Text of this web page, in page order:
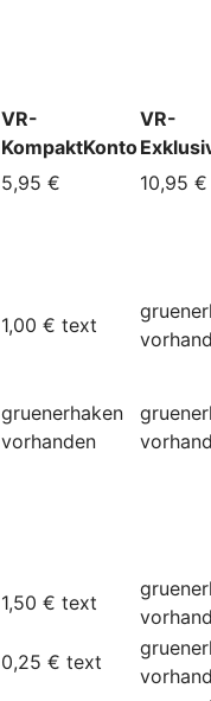
VR-
KompaktKonto
VR-
5,95 € 10,95 €
1,00 € text
gruenerhaken
vorhanden
1,50 € text
0,25 € text